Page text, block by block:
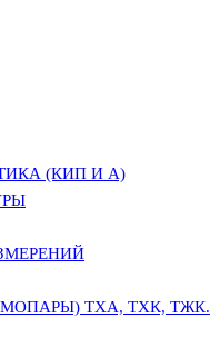
(КИП И А)
ТХА, ТХК, ТЖК.